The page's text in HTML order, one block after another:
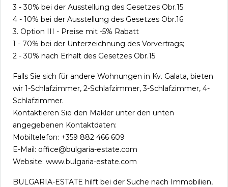
3 - 30% bei der Ausstellung des Gesetzes Obr.15
4 - 10% bei der Ausstellung des Gesetzes Obr.16
3. Option III - Preise mit -5% Rabatt
1 - 70% bei der Unterzeichnung des Vorvertrags;
2 - 30% nach Erhalt des Gesetzes Obr.15
Falls Sie sich für andere Wohnungen in Kv. Galata, bieten
wir 1-Schlafzimmer, 2-Schlafzimmer, 3-Schlafzimmer, 4-
Schlafzimmer.
Kontaktieren Sie den Makler unter den unten
angegebenen Kontaktdaten:
Mobiltelefon: +359 882 466 609
E-Mail: office@bulgaria-estate.com
Website: www.bulgaria-estate.com
BULGARIA-ESTATE hilft bei der Suche nach Immobilien,